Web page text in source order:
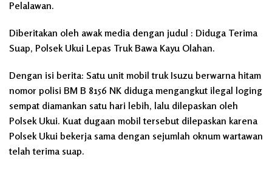
Pelalawan.
Diberitakan oleh awak media dengan judul : Diduga Terima
Suap, Polsek Ukui Lepas Truk Bawa Kayu Olahan.
Dengan isi berita: Satu unit mobil truk Isuzu berwarna hitam
nomor polisi BM B 8156 NK diduga mengangkut ilegal loging
sempat diamankan satu hari lebih, lalu dilepaskan oleh
Polsek Ukui. Kuat dugaan mobil tersebut dilepaskan karena
Polsek Ukui bekerja sama dengan sejumlah oknum wartawan
telah terima suap.